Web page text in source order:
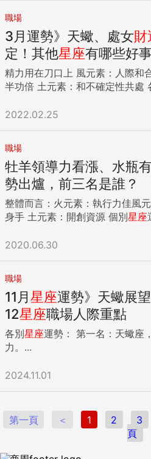
職場
3月運勢》天蠍、處女財
定！其他星座有哪些好
精力用在刀口上 風元素：人際和合迎幸運 水元素：取捨而事
半
2022.02.25
職場
牡羊領導力看漲、水瓶
勢出爐，前三名是誰？
整體而言：火元素：執行力佳風
身手 土元素：開創資源 個別星座
2020.06.30
職場
11月星座運勢》天蠍展
12星座職場人際重點
各別星座運勢： 第一名：天蠍座，面對挑戰，更精進專業能
力。...
2024.11.01
第一頁 ＜ 1 2 3
頁